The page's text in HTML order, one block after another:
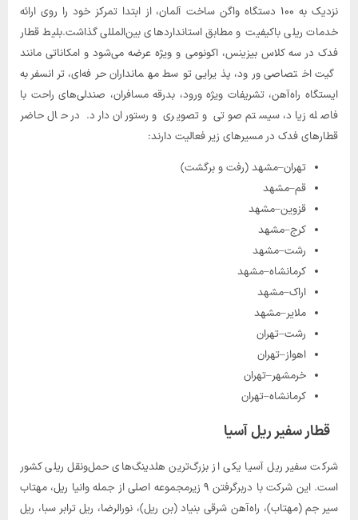
نزدیک به ۱۰۰ دستگاه واگن ساخت آلمان، از ابتدا تمرکز خود را روی ارائه
خدمات ریلی باکیفیت و مطابق استانداردهای بین‌المللی گذاشت.بلیط قطار
فدک در سه کلاس بیزینس، اکونومی و ویژه عرضه می‌شود و امکاناتی مانند
گیت اختصاصی ورود، پذیرایی توسط مهمانداران حرفه‌ای، ترانسفر به
ایستگاه راه‌آهن، تشریفات ویژه ورود، بدرقه مسافران، صندلی‌های راحت با
فاصله زیاد، سیستم صوتی و تصویری و رستوران دارد. در حال حاضر
قطارهای فدک در مسیرهای زیر فعالیت دارند:
تهران–مشهد (رفت و برگشت)
قم–مشهد
قزوین–مشهد
کرج–مشهد
رشت–مشهد
کرمانشاه–مشهد
اراک–مشهد
ملایر–مشهد
رشت–تهران
اهواز–تهران
خرمشهر–تهران
کرمانشاه–تهران
قطار سفیر ریل آسیا
شرکت سفیر ریل آسیا یکی از بزرگ‌ترین هلدینگ‌های حمل‌ونقل ریلی کشور
است. این شرکت با دربرگرفتن ۹ زیرمجموعه اصلی از جمله وانیا ریل، مهتاب
سیر جم (مهتاب)، راه‌آهن شرقی بنیاد (بن ریل)، نورالرضا، ریل ترابر سبا، ریل